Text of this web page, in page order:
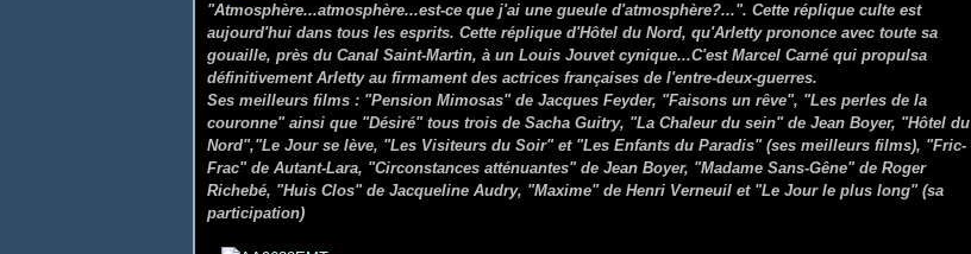
"Atmosphère...atmosphère...est-ce que j'ai une gueule d'atmosphère?...". Cette réplique culte est
aujourd'hui dans tous les esprits. Cette réplique d'Hôtel du Nord, qu'Arletty prononce avec toute sa
gouaille, près du Canal Saint-Martin, à un Louis Jouvet cynique...C'est Marcel Carné qui propulsa
définitivement Arletty au firmament des actrices françaises de l'entre-deux-guerres.
Ses meilleurs films : "Pension Mimosas" de Jacques Feyder, "Faisons un rêve", "Les perles de la
couronne" ainsi que "Désiré" tous trois de Sacha Guitry, "La Chaleur du sein" de Jean Boyer, "Hôtel du
Nord","Le Jour se lève, "Les Visiteurs du Soir" et "Les Enfants du Paradis" (ses meilleurs films), "Fric-
Frac" de Autant-Lara, "Circonstances atténuantes" de Jean Boyer, "Madame Sans-Gêne" de Roger
Richebé, "Huis Clos" de Jacqueline Audry, "Maxime" de Henri Verneuil et "Le Jour le plus long" (sa
participation)